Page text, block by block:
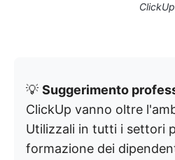
ClickUp
💡 Suggerimento
ClickUp vanno oltre
Utilizzali in tutti i settori
formazione dei